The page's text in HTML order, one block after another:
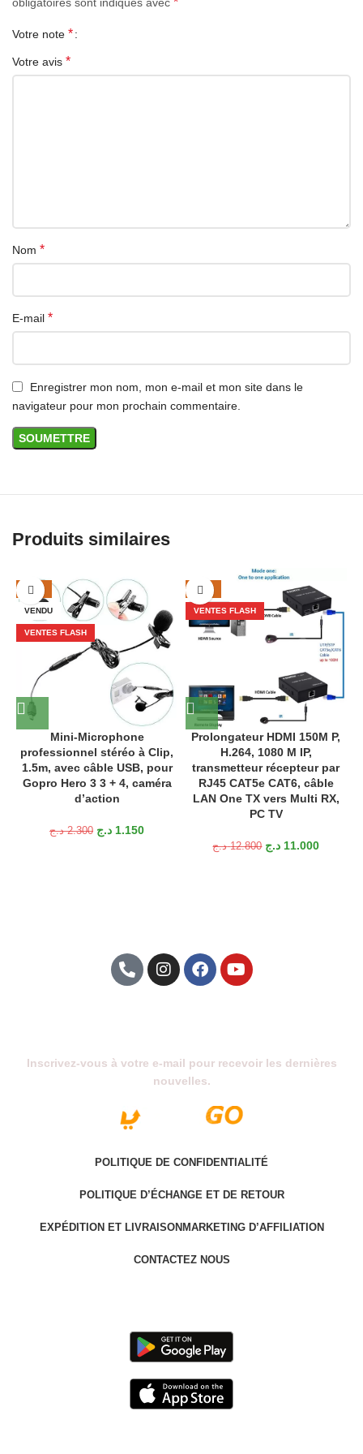
Votre note *
Votre avis *
Nom *
E-mail *
Enregistrer mon nom, mon e-mail et mon site dans le
navigateur pour mon prochain commentaire.
Produits similaires
-50%
VENDU
VENTES FLASH
Mini-Microphone
professionnel stéréo à Clip,
1.5m, avec câble USB, pour
Gopro Hero 3 3 + 4, caméra
d’action
2.300 د.ج 1.150 د.ج
-14%
VENTES FLASH
Prolongateur HDMI 150M P,
H.264, 1080 M IP,
transmetteur récepteur par
RJ45 CAT5e CAT6, câble
LAN One TX vers Multi RX,
PC TV
12.800 د.ج 11.000 د.ج
Inscrivez-vous à votre e-mail pour recevoir les dernières
nouvelles.
POLITIQUE DE CONFIDENTIALITÉ
POLITIQUE D’ÉCHANGE ET DE RETOUR
EXPÉDITION ET LIVRAISONMARKETING D’AFFILIATION
CONTACTEZ NOUS